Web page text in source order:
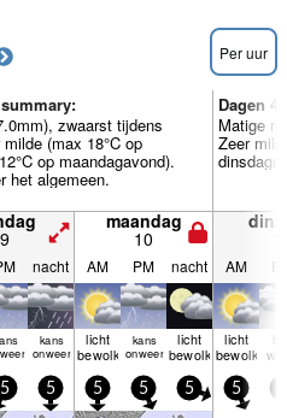
Per uur
zwaarst tijdens
(max 18°C op
op maandagavond).
het algemeen.
Dagen
Matige
Zeer
9
maandag
10
nacht AM PM nacht AM
kans
onweer
licht
bewolkt
kans
onweer
licht
bewolkt
licht
bewolkt
5 5 5 5 5 5